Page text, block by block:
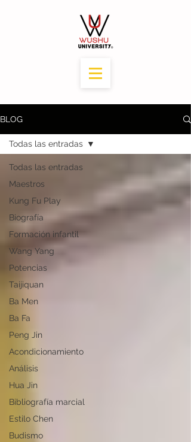
BLOG
Todas las entradas
Maestros
Kung Fu Play
Biografía
Formación infantil
Wang Yang
Potencias
Taijiquan
Ba Men
Ba Fa
Peng Jin
Acondicionamiento
Análisis
Hua Jin
Bibliografía marcial
Estilo Chen
Budismo
Todas las entradas